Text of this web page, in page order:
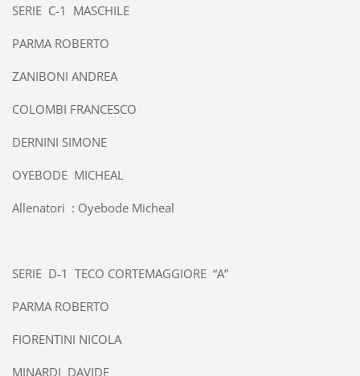
SERIE C-1 MASCHILE
PARMA ROBERTO
ZANIBONI ANDREA
COLOMBI FRANCESCO
DERNINI SIMONE
OYEBODE MICHEAL
Allenatori : Oyebode Micheal
SERIE D-1 TECO CORTEMAGGIORE “A”
PARMA ROBERTO
FIORENTINI NICOLA
MINARDI DAVIDE